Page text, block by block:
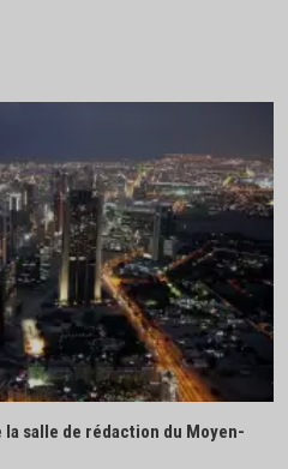
la salle de rédaction du Moyen-